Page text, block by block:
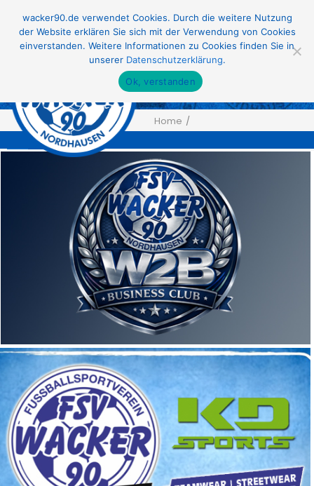
Menu ≡
Home
wacker90.de verwendet Cookies. Durch die weitere Nutzung
der Website erklären Sie sich mit der Verwendung von Cookies
einverstanden. Weitere Informationen zu Cookies finden Sie in
unserer Datenschutzerklärung.
Ok, verstanden